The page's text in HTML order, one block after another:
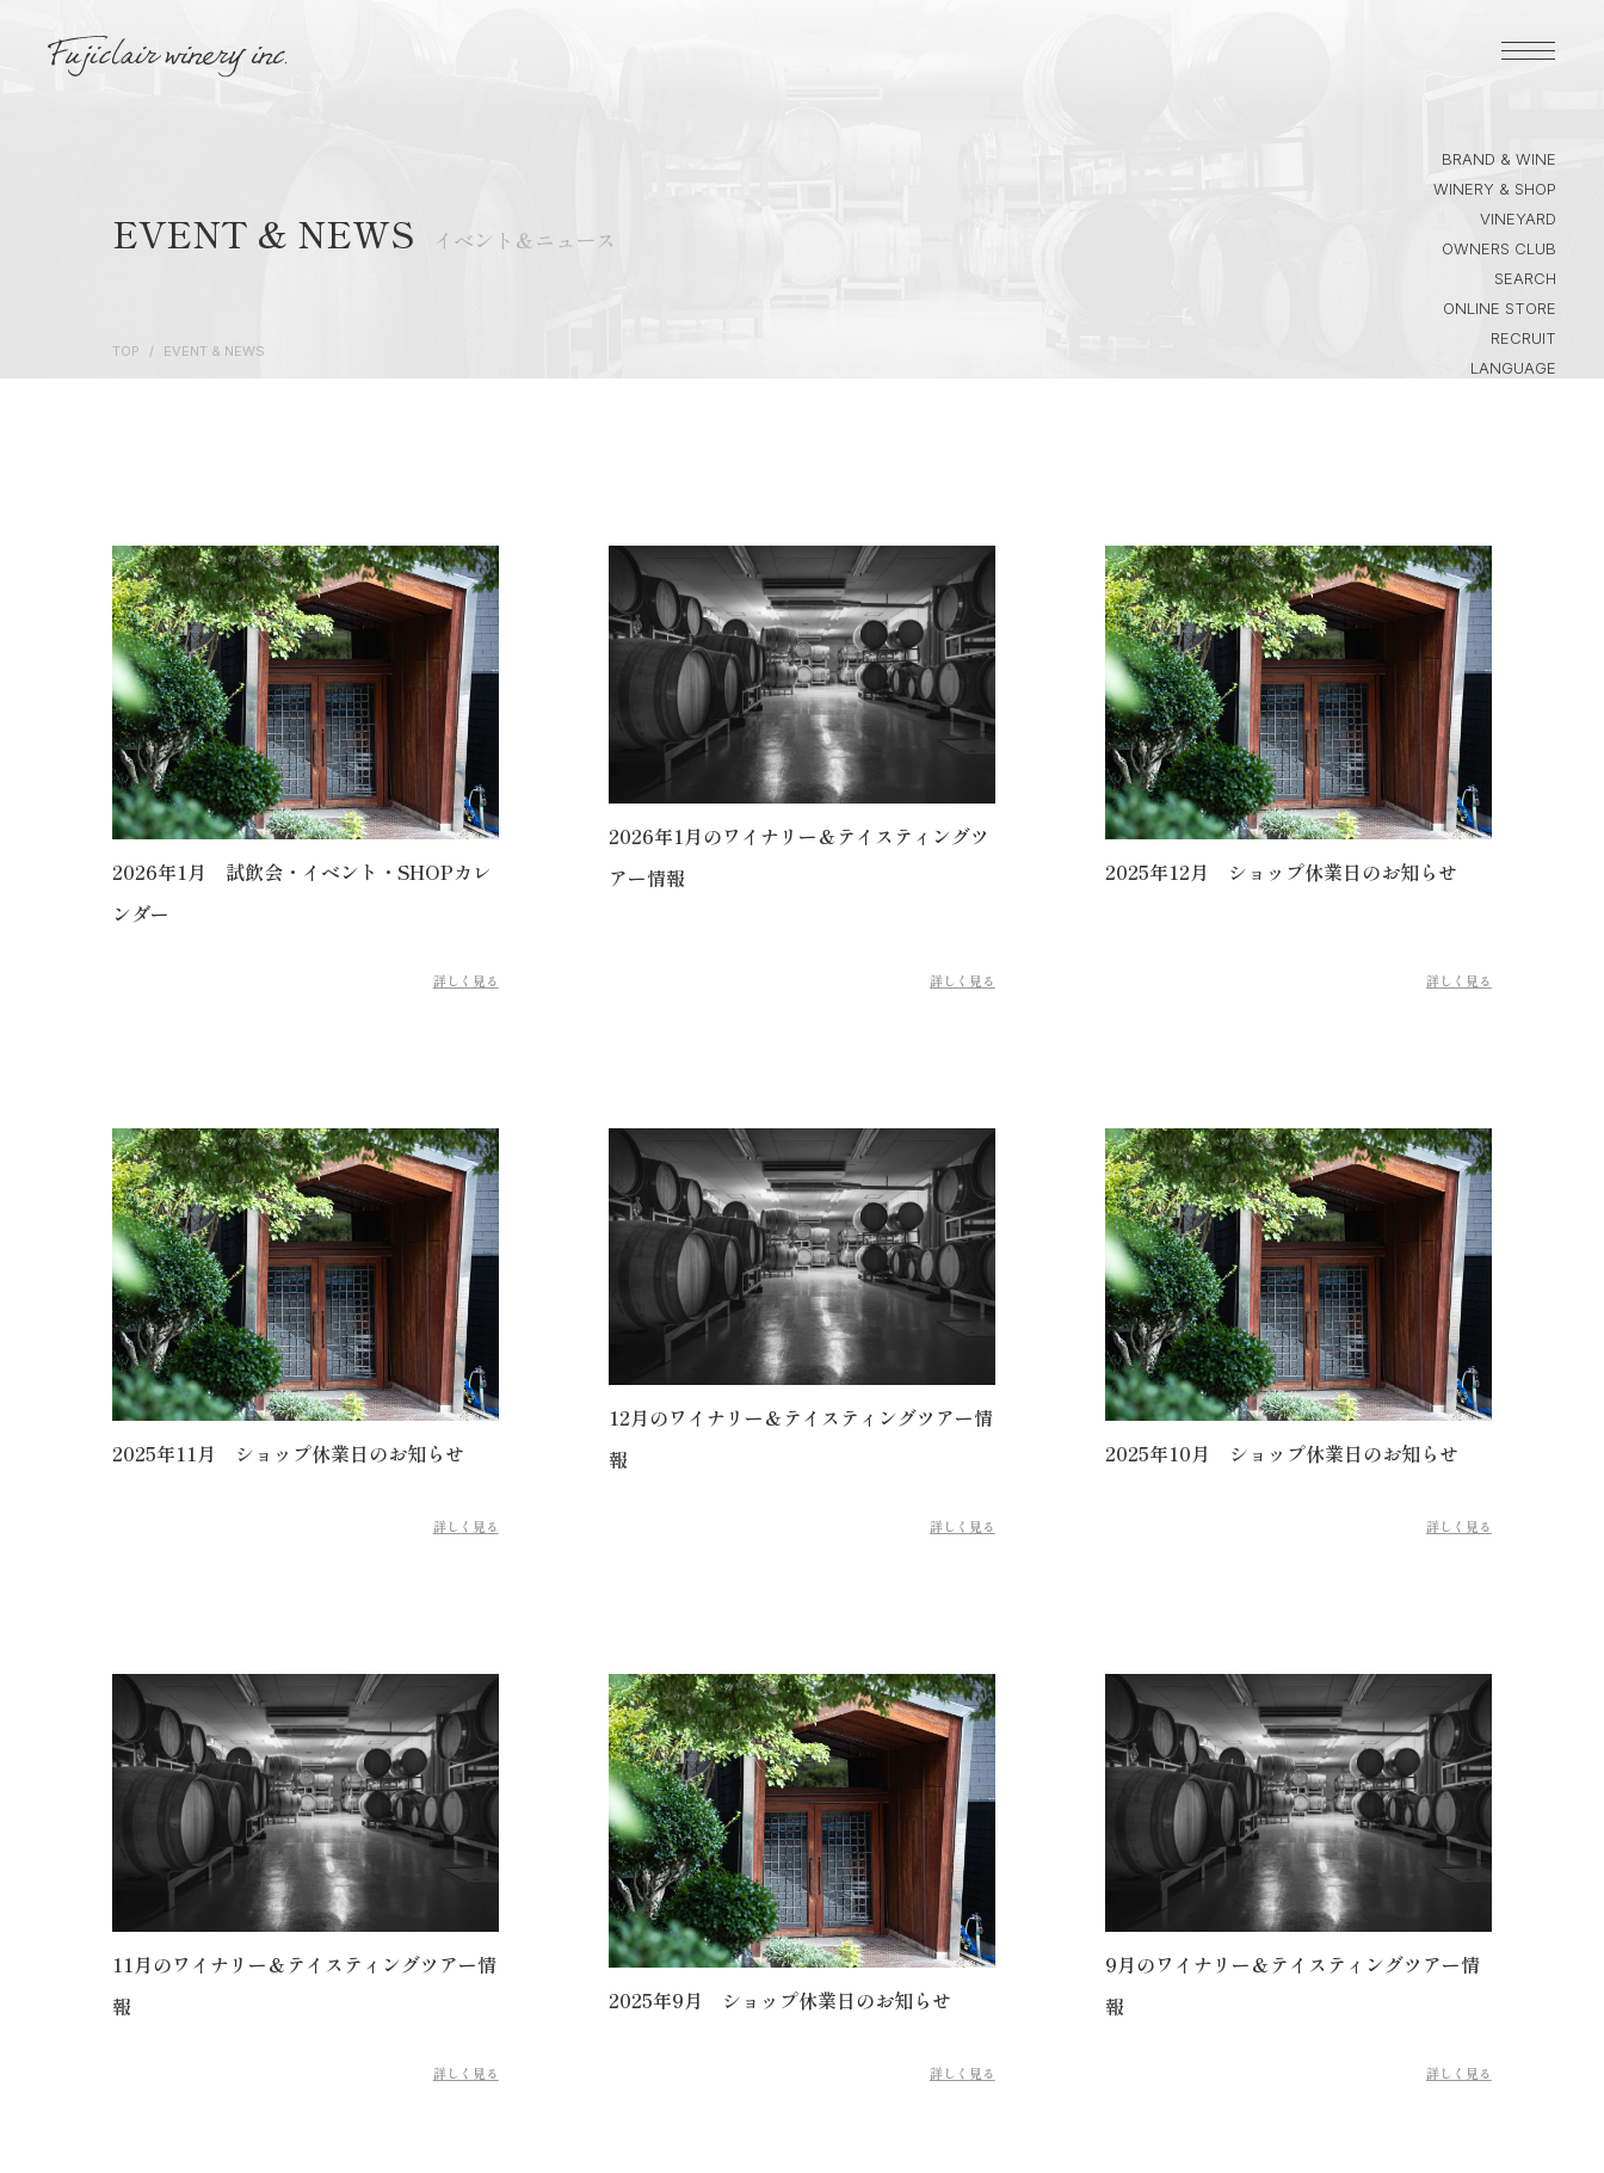
BRAND & WINE
WINERY & SHOP
VINEYARD
OWNERS CLUB
SEARCH
ONLINE STORE
RECRUIT
LANGUAGE
EVENT & NEWS イベント＆ニュース
TOP / EVENT & NEWS
2026年1月 試飲会・イベント・SHOPカレ
ンダー
詳しく見る
2026年1月のワイナリー＆テイスティングツ
アー情報
詳しく見る
2025年12月 ショップ休業日のお知らせ
詳しく見る
2025年11月 ショップ休業日のお知らせ
詳しく見る
12月のワイナリー＆テイスティングツアー情
報
詳しく見る
2025年10月 ショップ休業日のお知らせ
詳しく見る
11月のワイナリー＆テイスティングツアー情
報
詳しく見る
2025年9月 ショップ休業日のお知らせ
詳しく見る
9月のワイナリー＆テイスティングツアー情
報
詳しく見る